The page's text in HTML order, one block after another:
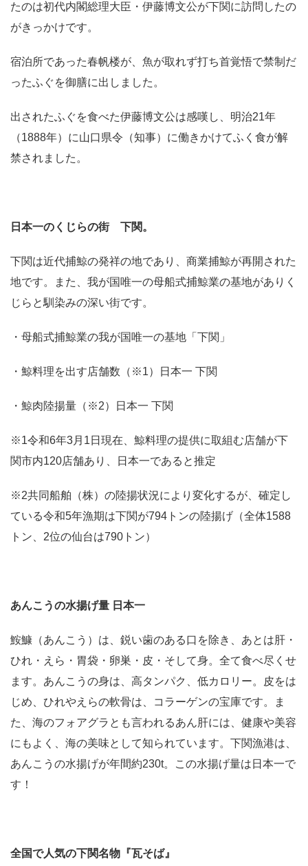
たのは初代内閣総理大臣・伊藤博文公が下関に訪問したの
がきっかけです。
宿泊所であった春帆楼が、魚が取れず打ち首覚悟で禁制だ
ったふぐを御膳に出しました。
出されたふぐを食べた伊藤博文公は感嘆し、明治21年
（1888年）に山口県令（知事）に働きかけてふく食が解
禁されました。
日本一のくじらの街 下関。
下関は近代捕鯨の発祥の地であり、商業捕鯨が再開された
地です。また、我が国唯一の母船式捕鯨業の基地がありく
じらと馴染みの深い街です。
・母船式捕鯨業の我が国唯一の基地「下関」
・鯨料理を出す店舗数（※1）日本一 下関
・鯨肉陸揚量（※2）日本一 下関
※1令和6年3月1日現在、鯨料理の提供に取組む店舗が下
関市内120店舗あり、日本一であると推定
※2共同船舶（株）の陸揚状況により変化するが、確定し
ている令和5年漁期は下関が794トンの陸揚げ（全体1588
トン、2位の仙台は790トン）
あんこうの水揚げ量 日本一
鮟鱇（あんこう）は、鋭い歯のある口を除き、あとは肝・
ひれ・えら・胃袋・卵巣・皮・そして身。全て食べ尽くせ
ます。あんこうの身は、高タンパク、低カロリー。皮をは
じめ、ひれやえらの軟骨は、コラーゲンの宝庫です。ま
た、海のフォアグラとも言われるあん肝には、健康や美容
にもよく、海の美味として知られています。下関漁港は、
あんこうの水揚げが年間約230t。この水揚げ量は日本一で
す！
全国で人気の下関名物『瓦そば』